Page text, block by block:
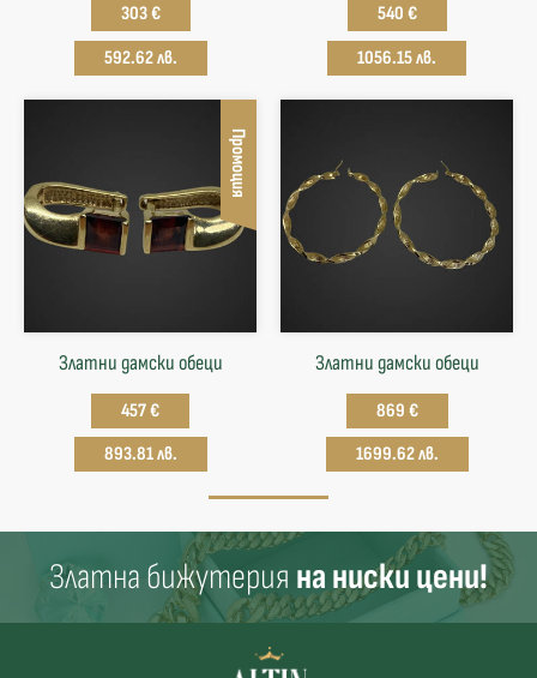
303 €
592.62 лв.
540 €
1056.15 лв.
Промоция
Златни дамски обеци
457 €
893.81 лв.
Златни дамски обеци
869 €
1699.62 лв.
Златна бижутерия на ниски цени!